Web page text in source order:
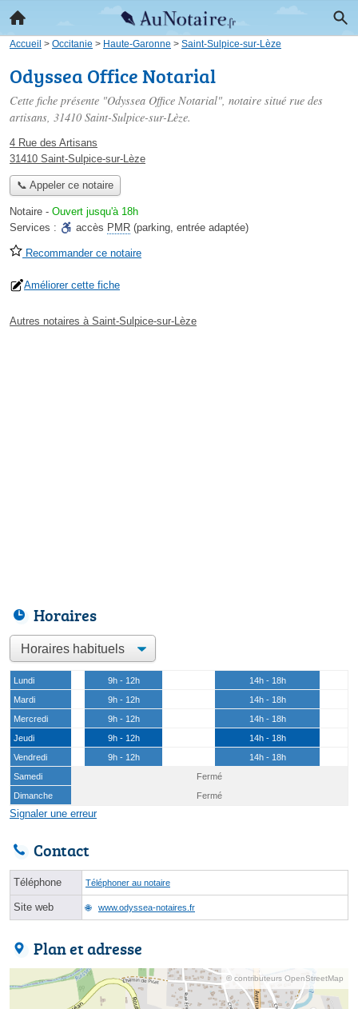
Accueil > Occitanie > Haute-Garonne > Saint-Sulpice-sur-Lèze
Odyssea Office Notarial
Cette fiche présente "Odyssea Office Notarial", notaire situé rue des
artisans, 31410 Saint-Sulpice-sur-Lèze.
4 Rue des Artisans
31410 Saint-Sulpice-sur-Lèze
📞 Appeler ce notaire
Notaire - Ouvert jusqu'à 18h
Services :
accès PMR (parking, entrée adaptée)
Recommander ce notaire
Améliorer cette fiche
Autres notaires à Saint-Sulpice-sur-Lèze
Horaires
Lundi 9h - 12h
14h - 18h
Mardi
9h - 12h
14h - 18h
Mercredi
9h - 12h
14h - 18h
Jeudi
9h - 12h
14h - 18h
Vendredi
9h - 12h
14h - 18h
Samedi
Fermé
Dimanche
Fermé
Signaler une erreur
Contact
Téléphone Téléphoner au notaire
Site web www.odyssea-notaires.fr
Plan et adresse
© contributeurs OpenStreetMap